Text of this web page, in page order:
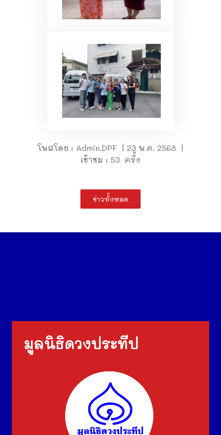
โพสโดย : Admin.DPF | 23 พ.ค. 2568 |
เข้าชม : 53 ครั้ง
ข่าวทั้งหมด
มูลนิธิดวงประทีป